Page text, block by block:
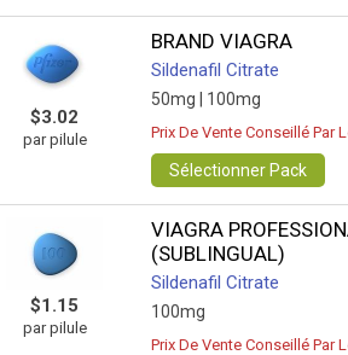
$3.02
par pilule
BRAND VIAGRA
Sildenafil Citrate
50mg | 100mg
Prix De Vente Conseillé Par
Sélectionner Pack
$1.15
par pilule
VIAGRA
(SUBLINGUAL)
Sildenafil Citrate
100mg
Prix De Vente Conseillé Par